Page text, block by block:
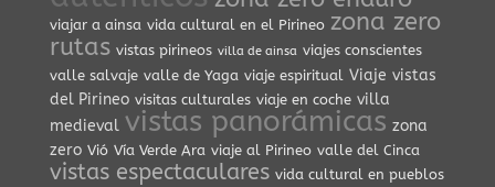
viajar a ainsa vida cultural en el Pirineo zona zero
rutas vistas pirineos villa de ainsa viajes conscientes
valle salvaje valle de Yaga viaje espiritual Viaje vistas
del Pirineo visitas culturales viaje en coche villa
medieval vistas panorámicas zona
zero Vió Vía Verde Ara viaje al Pirineo valle del Cinca
vistas espectaculares vida cultural en pueblos